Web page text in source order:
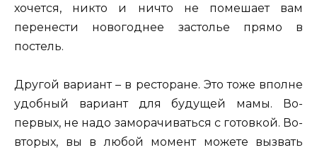
хочется, никто и ничто не помешает вам
перенести новогоднее застолье прямо в
постель.
Другой вариант – в ресторане. Это тоже вполне
удобный вариант для будущей мамы. Во-
первых, не надо заморачиваться с готовкой. Во-
вторых, вы в любой момент можете вызвать